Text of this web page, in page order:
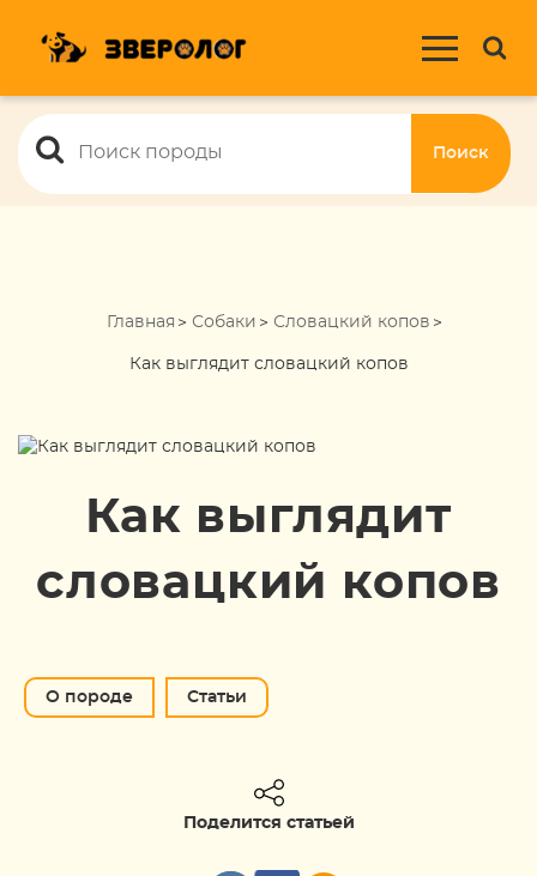
Поиск
Главная Собаки Словацкий копов
Как выглядит словацкий копов
Как выглядит
словацкий копов
О породе Статьи
Поделится статьей